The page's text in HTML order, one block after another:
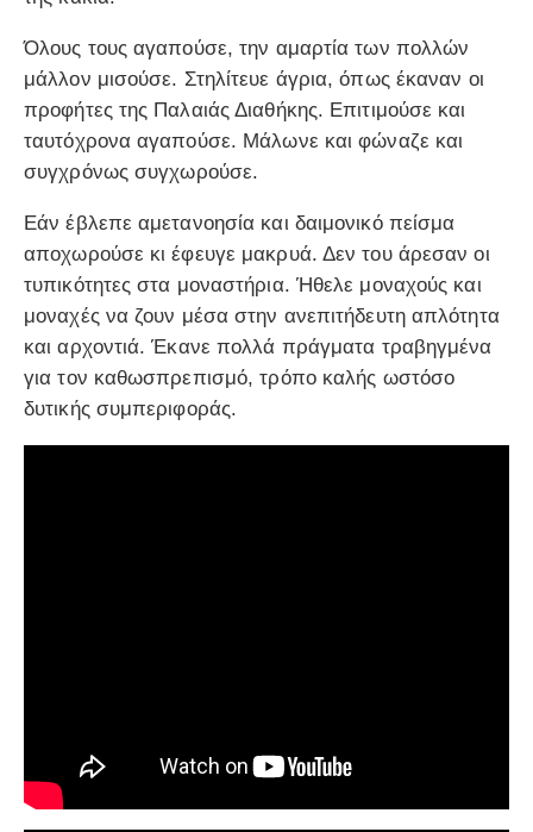
Όλους τους αγαπούσε, την αμαρτία των πολλών
μάλλον μισούσε. Στηλίτευε άγρια, όπως έκαναν οι
προφήτες της Παλαιάς Διαθήκης. Επιτιμούσε και
ταυτόχρονα αγαπούσε. Μάλωνε και φώναζε και
συγχρόνως συγχωρούσε.
Εάν έβλεπε αμετανοησία και δαιμονικό πείσμα
αποχωρούσε κι έφευγε μακρυά. Δεν του άρεσαν οι
τυπικότητες στα μοναστήρια. Ήθελε μοναχούς και
μοναχές να ζουν μέσα στην ανεπιτήδευτη απλότητα
και αρχοντιά. Έκανε πολλά πράγματα τραβηγμένα
για τον καθωσπρεπισμό, τρόπο καλής ωστόσο
δυτικής συμπεριφοράς.